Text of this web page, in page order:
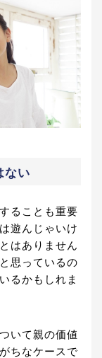
ない
ることも重要
遊んじゃいけ
はありません
思っているの
るかもしれま
いて親の価値
ちなケースで